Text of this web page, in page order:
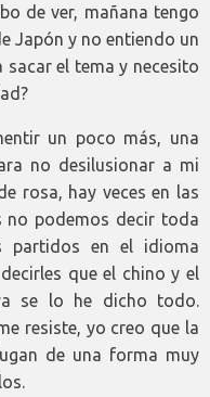
de ver, mañana tengo
Japón y no entiendo un
el tema y necesito
un poco más, una
no desilusionar a mi
rosa, hay veces en las
no podemos decir toda
partidos en el idioma
que el chino y el
se lo he dicho todo.
resiste, yo creo que la
de una forma muy